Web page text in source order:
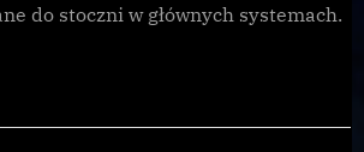
do stoczni w głównych systemach.